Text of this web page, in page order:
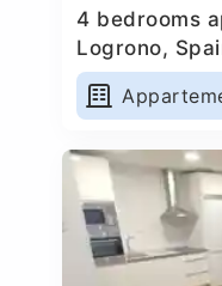
4 bedrooms
Logrono,